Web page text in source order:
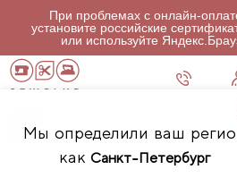
При проблемах с онлайн-
установите российские
или используйте
Мы определили ваш
как Санкт-Петербург
Аксессуары